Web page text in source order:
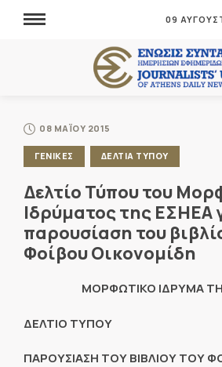
09
08 ΜΑΪΟΥ 2015
ΓΕΝΙΚΕΣ ΔΕΛΤΙΑ ΤΥΠΟΥ
Δελτίο Τύπου του
Ιδρύματος της ΕΣΗΕΑ
παρουσίαση του
Φοίβου Οικονομίδη
ΜΟΡΦΩΤΙΚΟ ΙΔΡΥΜΑ
ΔΕΛΤΙΟ ΤΥΠΟΥ
ΠΑΡΟΥΣΙΑΣΗ ΤΟΥ ΒΙΒΛΙΟΥ ΤΟΥ